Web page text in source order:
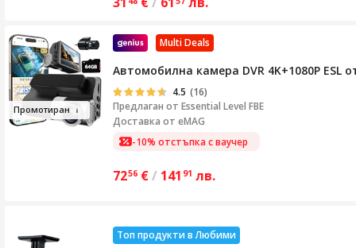
Промотиран
Multi Deals
Автомобилна камера DVR 4K+1080P
4.5 (16)
Предлаган от Essential Level FBE
Доставка от eMAG
-10% отстъпка с ваучер
7256 €/ 141 91 лв.
Топ продукти в Любими